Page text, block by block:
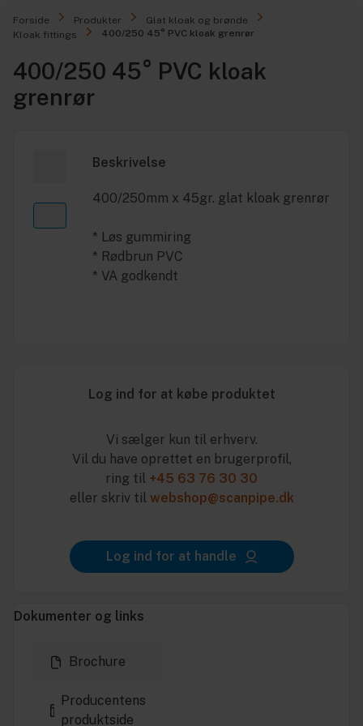
Forside Produkter
Glat kloak og brønde
Kloak fittings
400/250 45° PVC kloak grenrør
400/250 45° PVC kloak
grenrør
Beskrivelse
400/250mm x 45gr. glat kloak grenrør
* Løs gummiring
* Rødbrun PVC
* VA godkendt
Log ind for at købe produktet
Vi sælger kun til erhverv.
Vil du have oprettet en brugerprofil,
ring til +45 63 76 30 30
eller skriv til webshop@scanpipe.dk
Log ind for at handle
Dokumenter og links
Brochure
Producentens
produktside